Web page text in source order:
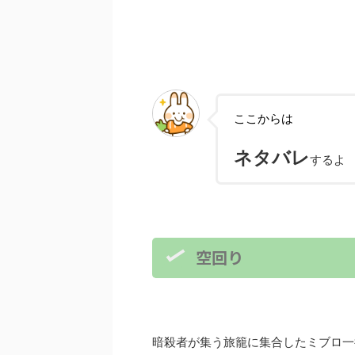
ここからは
ネタバレするよ
空回り
暗殺者が集う旅籠に集合したミブロ